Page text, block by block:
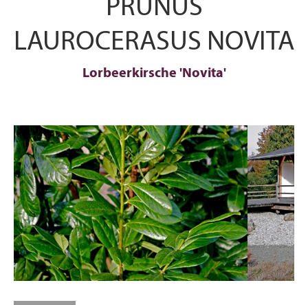
PRUNUS
LAUROCERASUS NOVITA
Lorbeerkirsche 'Novita'